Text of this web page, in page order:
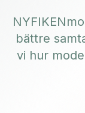
bättre
vi hur